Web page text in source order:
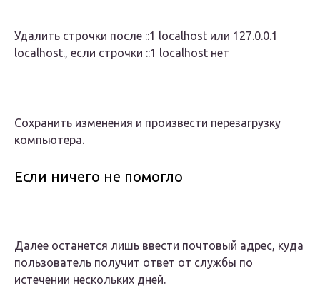
Удалить строчки после ::1 localhost или 127.0.0.1
localhost., если строчки ::1 localhost нет
Сохранить изменения и произвести перезагрузку
компьютера.
Если ничего не помогло
Далее останется лишь ввести почтовый адрес, куда
пользователь получит ответ от службы по
истечении нескольких дней.